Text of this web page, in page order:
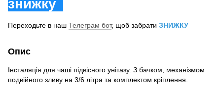
знижку
Переходьте в наш Телеграм бот, щоб забрати ЗНИЖКУ
Опис
Інсталяція для чаші підвісного унітазу. З бачком, механізмом
подвійного зливу на 3/6 літра та комплектом кріплення.